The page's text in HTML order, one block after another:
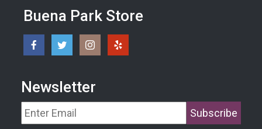
Buena Park Store
Newsletter